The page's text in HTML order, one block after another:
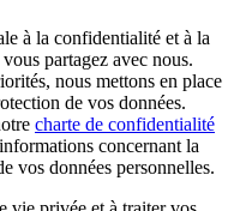
à la confidentialité et à la
partagez avec nous.
nous mettons en place
de vos données.
charte de confidentialité
concernant la
vos données personnelles.